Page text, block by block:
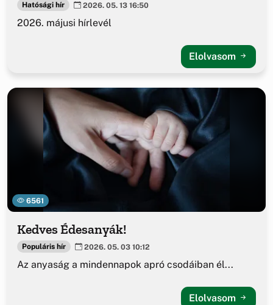
Hatósági hír 2026. 05. 13 16:50
2026. májusi hírlevél
Elolvasom
6561
Kedves Édesanyák!
Populáris hír 2026. 05. 03 10:12
Az anyaság a mindennapok apró csodáiban él...
Elolvasom